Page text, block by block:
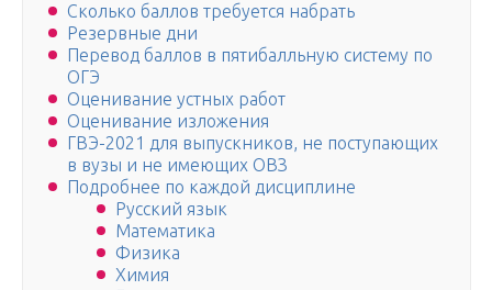
Сколько баллов требуется набрать
Резервные дни
Перевод баллов в пятибалльную систему по
ОГЭ
Оценивание устных работ
Оценивание изложения
ГВЭ-2021 для выпускников, не поступающих
в вузы и не имеющих ОВЗ
Подробнее по каждой дисциплине
Русский язык
Математика
Физика
Химия